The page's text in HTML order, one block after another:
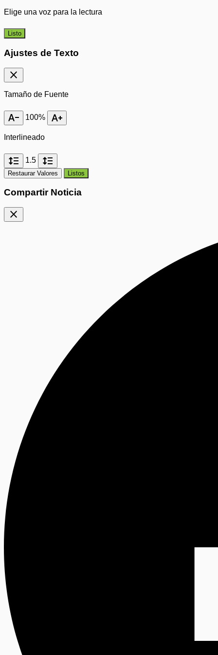
Elige una voz para la lectura
Listo
Ajustes de Texto
close
Tamaño de Fuente
text_decrease 100% text_increase
Interlineado
format_line_spacing 1.5 format_line_spacing
Restaurar Valores Listos
Compartir Noticia
close